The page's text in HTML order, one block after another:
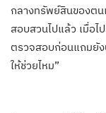
กลางทรัพย์สินของตน
สอบสวนไปแล้ว เมื่อ
ตรวจสอบก่อนแถมยัง
ให้ช่วยไหม”